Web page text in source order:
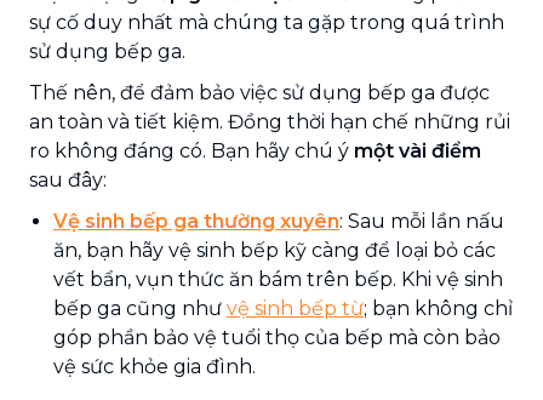
sự cố duy nhất mà chúng ta gặp trong quá trình
sử dụng bếp ga.
Thế nên, để đảm bảo việc sử dụng bếp ga được
an toàn và tiết kiệm. Đồng thời hạn chế những rủi
ro không đáng có. Bạn hãy chú ý một vài điểm
sau đây:
Vệ sinh bếp ga thường xuyên: Sau mỗi lần nấu
ăn, bạn hãy vệ sinh bếp kỹ càng để loại bỏ các
vết bẩn, vụn thức ăn bám trên bếp. Khi vệ sinh
bếp ga cũng như vệ sinh bếp từ; bạn không chỉ
góp phần bảo vệ tuổi thọ của bếp mà còn bảo
vệ sức khỏe gia đình.